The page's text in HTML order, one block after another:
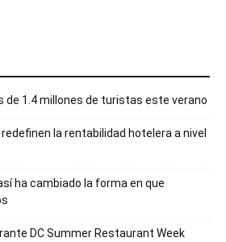
de 1.4 millones de turistas este verano
la rentabilidad hotelera a nivel
ha cambiado la forma en que
DC Summer Restaurant Week